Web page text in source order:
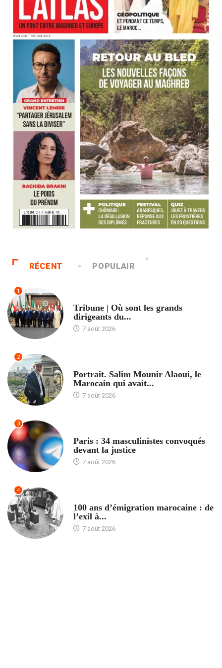
RÉCENT POPULAIR
1
Tribune | Où sont les grands
dirigeants du...
7 août 2026
2
Portrait. Salim Mounir Alaoui, le
Marocain qui avait...
7 août 2026
3
Paris : 34 masculinistes convoqués
devant la justice
7 août 2026
4
100 ans d’émigration marocaine : de
l’exil à...
7 août 2026